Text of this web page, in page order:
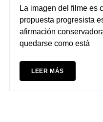
La imagen del filme es
propuesta progresista
afirmación
quedarse como está
LEER MÁS